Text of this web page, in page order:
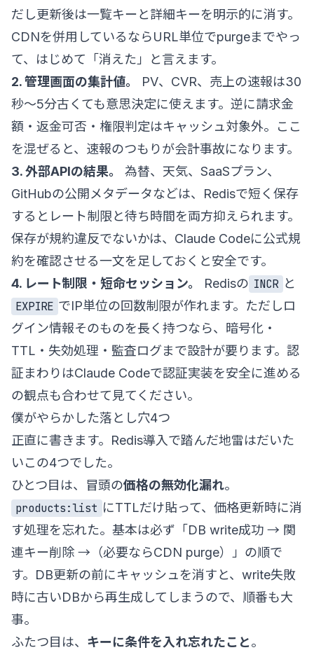
だし更新後は一覧キーと詳細キーを明示的に消す。
CDNを併用しているならURL単位でpurgeまでやっ
て、はじめて「消えた」と言えます。
2. 管理画面の集計値。
PV、CVR、売上の速報は30
秒〜5分古くても意思決定に使えます。逆に請求金
額・返金可否・権限判定はキャッシュ対象外。ここ
を混ぜると、速報のつもりが会計事故になります。
3. 外部APIの結果。
為替、天気、SaaSプラン、
GitHubの公開メタデータなどは、Redisで短く保存
するとレート制限と待ち時間を両方抑えられます。
保存が規約違反でないかは、Claude Codeに公式規
約を確認させる一文を足しておくと安全です。
4. レート制限・短命セッション。
Redisの INCR と
EXPIRE でIP単位の回数制限が作れます。ただしロ
グイン情報そのものを長く持つなら、暗号化・
TTL・失効処理・監査ログまで設計が要ります。認
証まわりはClaude Codeで認証実装を安全に進める
の観点も合わせて見てください。
僕がやらかした落とし穴4つ
正直に書きます。Redis導入で踏んだ地雷はだいた
いこの4つでした。
ひとつ目は、冒頭の価格の無効化漏れ。
products:list にTTLだけ貼って、価格更新時に消
す処理を忘れた。基本は必ず「DB write成功 → 関
連キー削除 →（必要ならCDN purge）」の順で
す。DB更新の前にキャッシュを消すと、write失敗
時に古いDBから再生成してしまうので、順番も大
事。
ふたつ目は、 キーに条件を入れ忘れたこと。